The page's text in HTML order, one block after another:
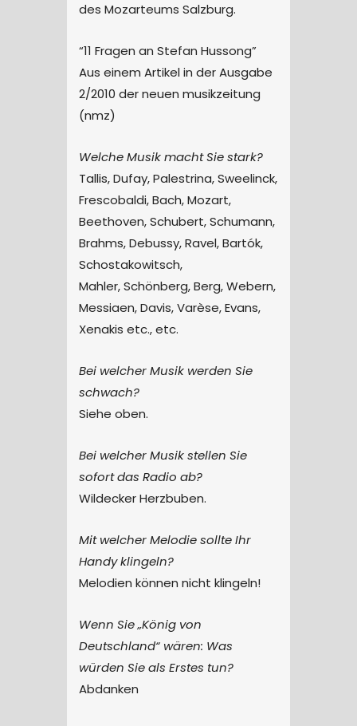
des Mozarteums Salzburg.
“11 Fragen an Stefan Hussong”
Aus einem Artikel in der Ausgabe
2/2010 der neuen musikzeitung
(nmz)
Welche Musik macht Sie stark?
Tallis, Dufay, Palestrina, Sweelinck,
Frescobaldi, Bach, Mozart,
Beethoven, Schubert, Schumann,
Brahms, Debussy, Ravel, Bartók,
Schostakowitsch,
Mahler, Schönberg, Berg, Webern,
Messiaen, Davis, Varèse, Evans,
Xenakis etc., etc.
Bei welcher Musik werden Sie
schwach?
Siehe oben.
Bei welcher Musik stellen Sie
sofort das Radio ab?
Wildecker Herzbuben.
Mit welcher Melodie sollte Ihr
Handy klingeln?
Melodien können nicht klingeln!
Wenn Sie „König von
Deutschland“ wären: Was
würden Sie als Erstes tun?
Abdanken